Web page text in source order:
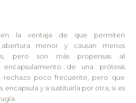
la ventaja de que permiten
menor y causan menos
pero son más propensas al
encapsulamiento de una prótesis
rechazo poco frecuente, pero que
encapsula y a sustituirla por otra, si es